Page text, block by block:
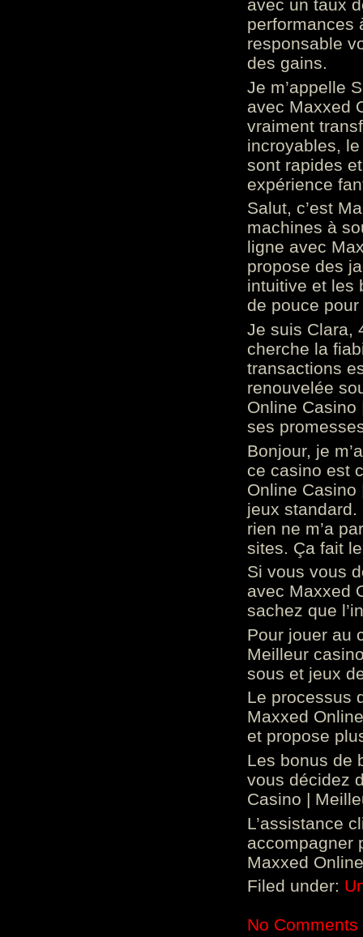
avec un taux
performances
responsable
des gains.
Je m’appelle
avec Maxxed
vraiment
incroyables,
sont rapides
expérience
Salut, c’est
machines à
ligne avec
propose des
intuitive et les
de pouce
Je suis Clara,
cherche la
transactions
renouvelée
Online
ses
Bonjour, je
ce casino est
Online
jeux standard.
rien ne m’a
sites. Ça fait
Si vous vous
avec Maxxed
sachez que
Pour jouer au
Meilleur
sous et jeux
Le processus
Maxxed
et propose
Les bonus de
vous décidez
Casino |
L’assistance
accompagner
Maxxed
Filed under:
No Comments